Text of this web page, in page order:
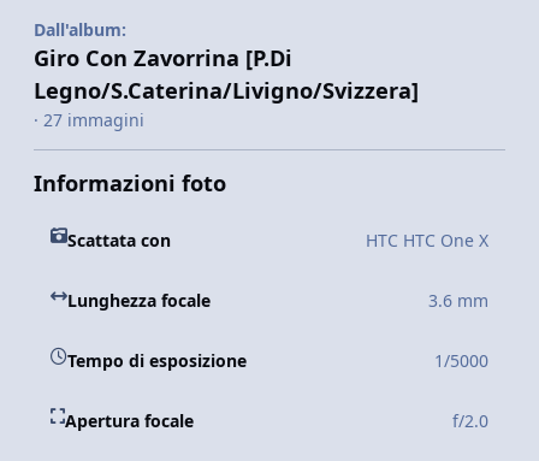
Dall'album:
Giro Con Zavorrina [P.Di
Legno/S.Caterina/Livigno/Svizzera]
· 27 immagini
Informazioni foto
Scattata con HTC HTC One X
Lunghezza focale 3.6 mm
Tempo di esposizione 1/5000
Apertura focale f/2.0